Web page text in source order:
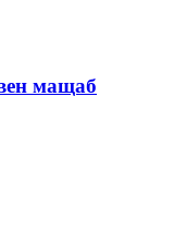
мащаб